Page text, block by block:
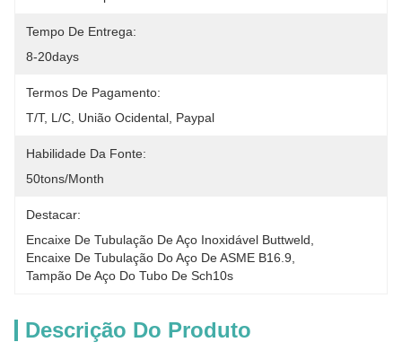
Tempo De Entrega:
8-20days
Termos De Pagamento:
T/T, L/C, União Ocidental, Paypal
Habilidade Da Fonte:
50tons/month
Destacar:
Encaixe De Tubulação De Aço Inoxidável Buttweld
Encaixe De Tubulação Do Aço De ASME B16.9
Tampão De Aço Do Tubo De Sch10s
Descrição Do Produto